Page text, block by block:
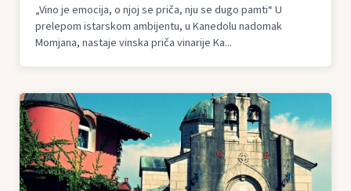
„Vino je emocija, o njoj se priča, nju se dugo pamti“ U
prelepom istarskom ambijentu, u Kanedolu nadomak
Momjana, nastaje vinska priča vinarije Ka...